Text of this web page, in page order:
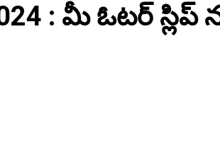
: మీ ఓటర్